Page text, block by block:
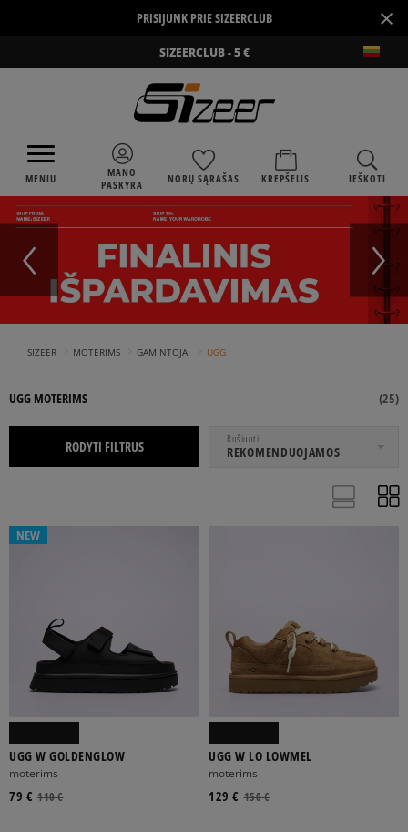
PRISIJUNK PRIE SIZEERCLUB ×
SIZEERCLUB - 5 €
MENIU
MANO
PASKYRA
NORŲ SĄRAŠAS KREPŠELIS IEŠKOTI
SIZEER MOTERIMS GAMINTOJAI UGG
UGG MOTERIMS (25)
RODYTI FILTRUS Rušiuoti
REKOMENDUOJAMOS
NUO IKI
38,5
BALTA RUDA RUSVAI GELSVA
NEW
UGG W GOLDENGLOW
moterims
110 €
79 €
UGG W LO LOWMEL
moterims
150 €
129 €